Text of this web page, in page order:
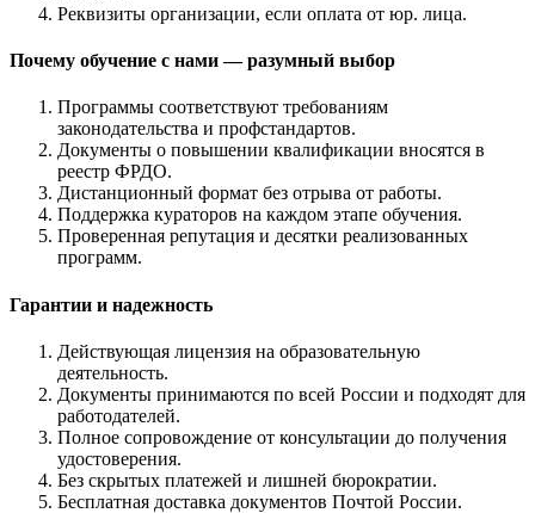
Реквизиты организации, если оплата от юр. лица.
Почему обучение с нами — разумный выбор
Программы соответствуют требованиям
законодательства и профстандартов.
Документы о повышении квалификации вносятся в
реестр ФРДО.
Дистанционный формат без отрыва от работы.
Поддержка кураторов на каждом этапе обучения.
Проверенная репутация и десятки реализованных
программ.
Гарантии и надежность
Действующая лицензия на образовательную
деятельность.
Документы принимаются по всей России и подходят для
работодателей.
Полное сопровождение от консультации до получения
удостоверения.
Без скрытых платежей и лишней бюрократии.
Бесплатная доставка документов Почтой России.